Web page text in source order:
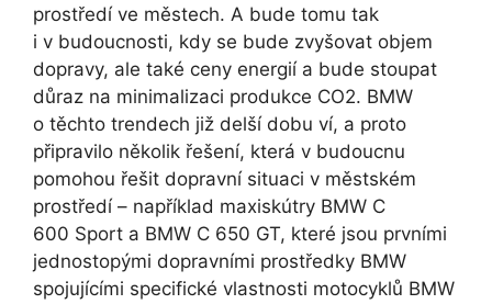
prostředí ve městech. A bude tomu tak
i v budoucnosti, kdy se bude zvyšovat objem
dopravy, ale také ceny energií a bude stoupat
důraz na minimalizaci produkce CO2. BMW
o těchto trendech již delší dobu ví, a proto
připravilo několik řešení, která v budoucnu
pomohou řešit dopravní situaci v městském
prostředí – například maxiskútry BMW C
600 Sport a BMW C 650 GT, které jsou prvními
jednostopými dopravními prostředky BMW
spojujícími specifické vlastnosti motocyklů BMW